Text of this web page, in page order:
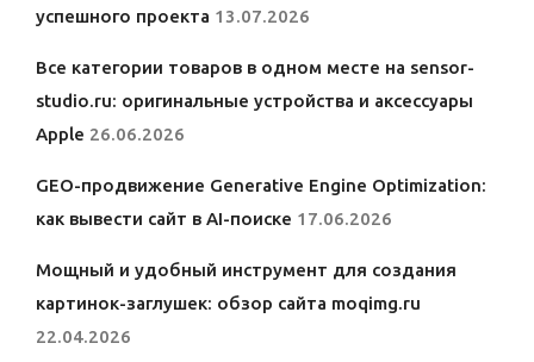
успешного проекта 13.07.2026
Все категории товаров в одном месте на sensor-
studio.ru: оригинальные устройства и аксессуары
Apple 26.06.2026
GEO-продвижение Generative Engine Optimization:
как вывести сайт в AI-поиске 17.06.2026
Мощный и удобный инструмент для создания
картинок-заглушек: обзор сайта moqimg.ru
22.04.2026